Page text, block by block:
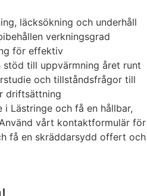
läcksökning och underhåll
verkningsgrad
för effektiv
till uppvärmning året runt
och tillståndsfrågor till
driftsättning
Lästringe och få en hållbar,
vårt kontaktformulär för
få en skräddarsydd offert och